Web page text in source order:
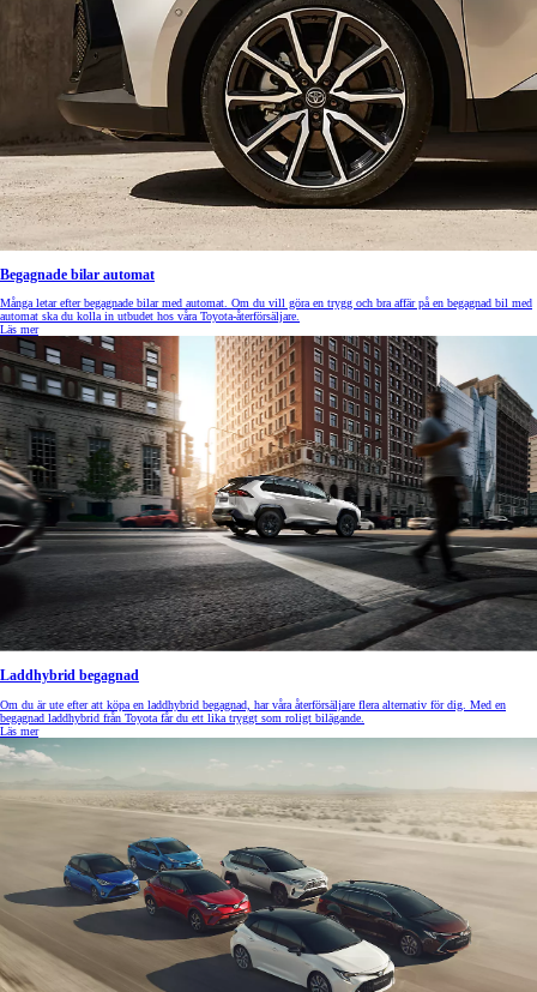
Begagnade bilar automat
Många letar efter begagnade bilar med automat. Om du vill göra en trygg och bra affär på en begagnad bil med
automat ska du kolla in utbudet hos våra Toyota-återförsäljare.
Läs mer
Laddhybrid begagnad
Om du är ute efter att köpa en laddhybrid begagnad, har våra återförsäljare flera alternativ för dig. Med en
begagnad laddhybrid från Toyota får du ett lika tryggt som roligt bilägande.
Läs mer